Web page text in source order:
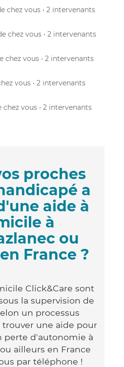
chez vous • 2 intervenants
chez vous • 2 intervenants
chez vous • 2 intervenants
vous • 2 intervenants
chez vous • 2 intervenants
proches
a
aide à
à
ou
France ?
Click&Care sont
la supervision de
un processus
une aide pour
perte d'autonomie à
ailleurs en France
par téléphone !